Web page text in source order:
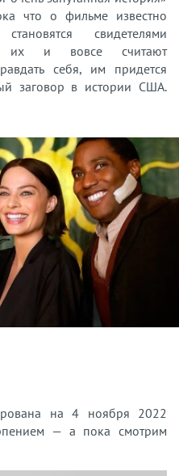
что о фильме известно
свидетелями
их и вовсе считают
себя, им придется
заговор в истории США.
на 4 ноября 2022
— а пока смотрим